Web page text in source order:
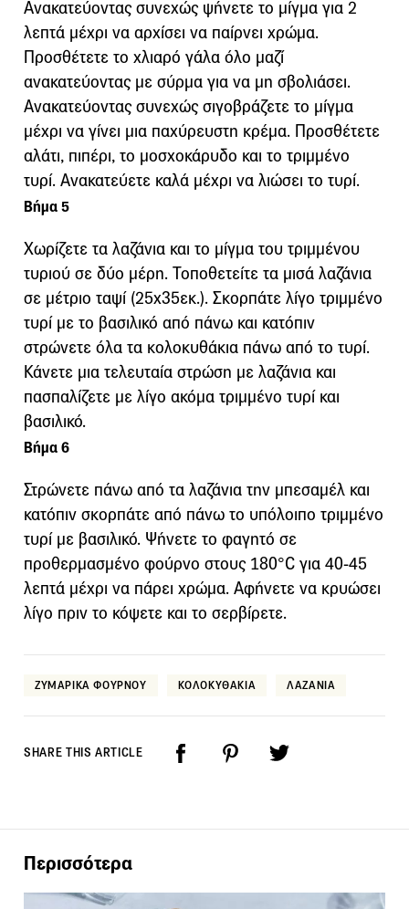
Ανακατεύοντας συνεχώς ψήνετε το μίγμα για 2
λεπτά μέχρι να αρχίσει να παίρνει χρώμα.
Προσθέτετε το χλιαρό γάλα όλο μαζί
ανακατεύοντας με σύρμα για να μη σβολιάσει.
Ανακατεύοντας συνεχώς σιγοβράζετε το μίγμα
μέχρι να γίνει μια παχύρευστη κρέμα. Προσθέτετε
αλάτι, πιπέρι, το μοσχοκάρυδο και το τριμμένο
τυρί. Ανακατεύετε καλά μέχρι να λιώσει το τυρί.
Βήμα 5
Χωρίζετε τα λαζάνια και το μίγμα του τριμμένου
τυριού σε δύο μέρη. Τοποθετείτε τα μισά λαζάνια
σε μέτριο ταψί (25x35εκ.). Σκορπάτε λίγο τριμμένο
τυρί με το βασιλικό από πάνω και κατόπιν
στρώνετε όλα τα κολοκυθάκια πάνω από το τυρί.
Κάνετε μια τελευταία στρώση με λαζάνια και
πασπαλίζετε με λίγο ακόμα τριμμένο τυρί και
βασιλικό.
Βήμα 6
Στρώνετε πάνω από τα λαζάνια την μπεσαμέλ και
κατόπιν σκορπάτε από πάνω το υπόλοιπο τριμμένο
τυρί με βασιλικό. Ψήνετε το φαγητό σε
προθερμασμένο φούρνο στους 180°C για 40-45
λεπτά μέχρι να πάρει χρώμα. Αφήνετε να κρυώσει
λίγο πριν το κόψετε και το σερβίρετε.
ΖΥΜΑΡΙΚΑ ΦΟΥΡΝΟΥ ΚΟΛΟΚΥΘΑΚΙΑ ΛΑΖΑΝΙΑ
SHARE THIS ARTICLE
Περισσότερα